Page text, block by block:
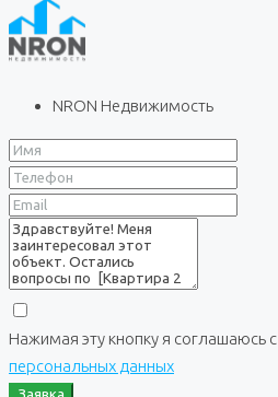
NRON Недвижимость
Нажимая эту кнопку я соглашаюсь с
персональных данных